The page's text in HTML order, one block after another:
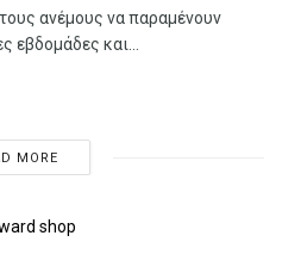
ανέμους να παραμένουν
εβδομάδες και...
MORE